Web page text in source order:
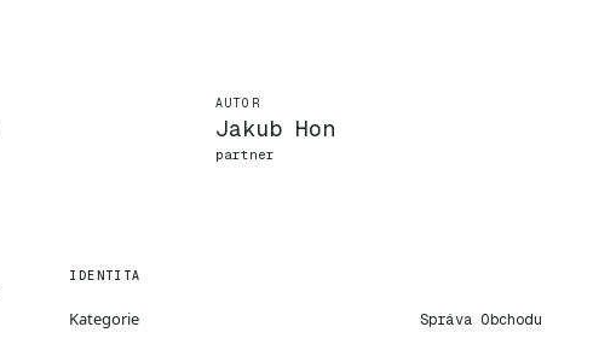
AUTOR
Jakub Hon
partner
IDENTITA
Kategorie Správa Obchodu